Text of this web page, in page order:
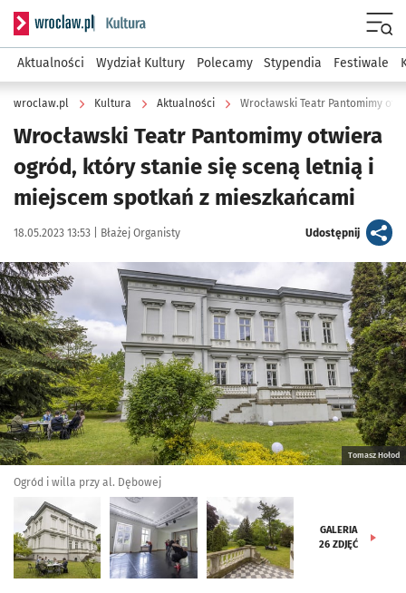
Serwis informacyjny wroclaw.pl podserwis: Kultura
Aktualności Wydział Kultury Polecamy Stypendia Festiwale
wroclaw.pl Kultura Aktualności
Wrocławski Teatr Pantomimy otwiera
ogród, który stanie się sceną letnią i
miejscem spotkań z mieszkańcami
Data publikacji:
18.05.2023 13:53 | Autor:
Błażej Organisty Udostępnijartykuł
Kliknij, aby zobaczyć galerię
Tomasz Hołod
Ogród i willa przy al. Dębowej
GALERIA
26 ZDJĘĆ